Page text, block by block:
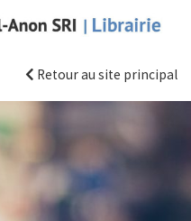
Retour au site principal